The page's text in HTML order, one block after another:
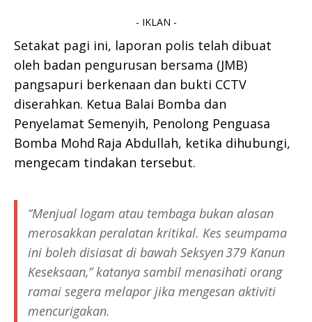
- IKLAN -
Setakat pagi ini, laporan polis telah dibuat
oleh badan pengurusan bersama (JMB)
pangsapuri berkenaan dan bukti CCTV
diserahkan. Ketua Balai Bomba dan
Penyelamat Semenyih, Penolong Penguasa
Bomba Mohd Raja Abdullah, ketika dihubungi,
mengecam tindakan tersebut.
“Menjual logam atau tembaga bukan alasan
merosakkan peralatan kritikal. Kes seumpama
ini boleh disiasat di bawah Seksyen 379 Kanun
Keseksaan,” katanya sambil menasihati orang
ramai segera melapor jika mengesan aktiviti
mencurigakan.